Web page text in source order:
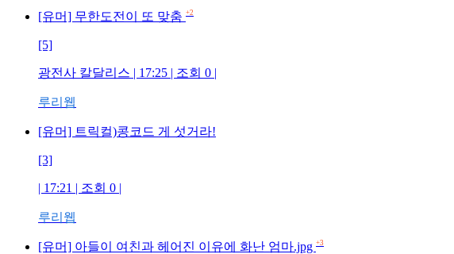
[유머] 무한도전이 또 맞춤 +2
[5]
광전사 칼달리스 | 17:25 | 조회 0 |
루리웹
[유머] 트릭컬)콩코드 게 섯거라!
[3]
| 17:21 | 조회 0 |
루리웹
[유머] 아들이 여친과 헤어진 이유에 화난 엄마.jpg +3